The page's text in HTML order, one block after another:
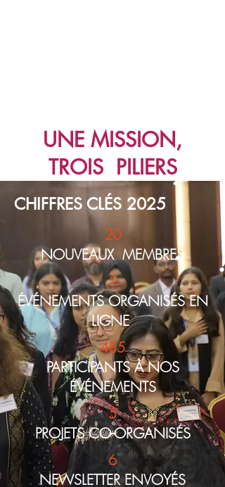
UNE MISSION,
TROIS PILIERS
CHIFFRES CLÉS 2025
20
NOUVEAUX MEMBRES
5
ÉVÉNEMENTS ORGANISÉS EN
LIGNE
485
PARTICIPANTS À NOS
ÉVÉNEMENTS
5
PROJETS CO-ORGANISÉS
6
NEWSLETTER ENVOYÉS